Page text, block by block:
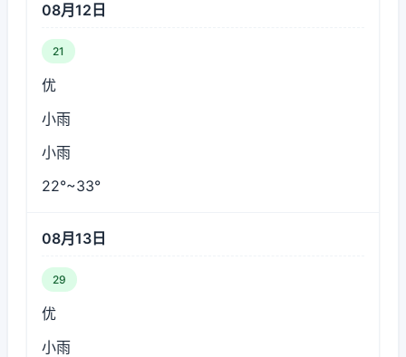
08月12日
21
优
小雨
小雨
22°~33°
08月13日
29
优
小雨